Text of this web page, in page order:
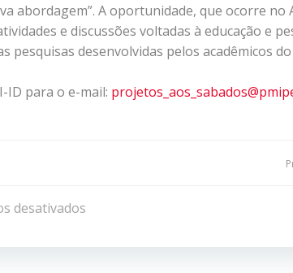
abordagem”. A oportunidade, que ocorre no
e discussões voltadas à educação e
desenvolvidas pelos acadêmicos
ID para o e-mail:
de
Post
desativados